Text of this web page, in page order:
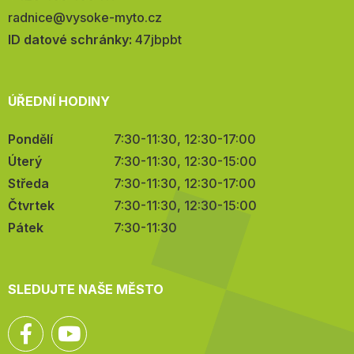
E-
mail:
radnice@vysoke-myto.cz
ID datové schránky: 47jbpbt
ÚŘEDNÍ HODINY
Pondělí
7:30-11:30, 12:30-17:00
Úterý
7:30-11:30, 12:30-15:00
Středa
7:30-11:30, 12:30-17:00
Čtvrtek
7:30-11:30, 12:30-15:00
Pátek
7:30-11:30
SLEDUJTE NAŠE MĚSTO
Facebook